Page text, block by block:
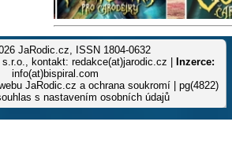
JaRodic.cz, ISSN 1804-0632
kontakt: redakce(at)jarodic.cz |
Inzerce:
info(at)bispiral.com
JaRodic.cz a ochrana soukromí | pg(4822)
s nastavením osobních údajů